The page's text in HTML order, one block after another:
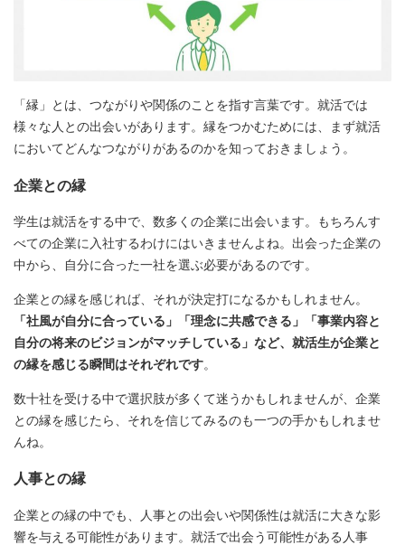
「縁」とは、つながりや関係のことを指す言葉です。就活では
様々な人との出会いがあります。縁をつかむためには、まず就活
においてどんなつながりがあるのかを知っておきましょう。
企業との縁
学生は就活をする中で、数多くの企業に出会います。もちろんす
べての企業に入社するわけにはいきませんよね。出会った企業の
中から、自分に合った一社を選ぶ必要があるのです。
企業との縁を感じれば、それが決定打になるかもしれません。
「社風が自分に合っている」「理念に共感できる」「事業内容と
自分の将来のビジョンがマッチしている」など、就活生が企業と
の縁を感じる瞬間はそれぞれです。
数十社を受ける中で選択肢が多くて迷うかもしれませんが、企業
との縁を感じたら、それを信じてみるのも一つの手かもしれませ
んね。
人事との縁
企業との縁の中でも、人事との出会いや関係性は就活に大きな影
響を与える可能性があります。就活で出会う可能性がある人事